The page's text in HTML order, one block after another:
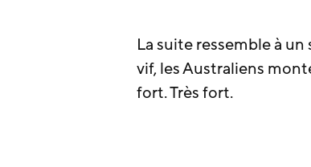
La suite ressemble à
vif, les Australiens
fort. Très fort.